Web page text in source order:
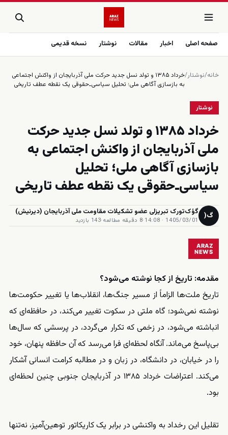
صفحه اصلی اخبار مقالات نوشتار نسخه قدیمی
خانه/نوشتار/
خرداد ۱۳۸۵ و تولد نسل جدید حرکت ملی آذربایجان از واکنش اجتماعی
به بازسازی آگاهی ملی؛ تحلیل سیاسی‌ـ‌حقوقی یک نقطه عطف تاریخی
نوشتار
خرداد ۱۳۸۵ و تولد نسل جدید حرکت
ملی آذربایجان از واکنش اجتماعی به
بازسازی آگاهی ملی؛ تحلیل
سیاسی‌ـ‌حقوقی یک نقطه عطف تاریخی
گ( گؤک‌تورک تبریزلی عضو تشکیلات مقاومت ملی آذربایجان (دیرنیش)
1405/03/01 · 14:08
·8 دقیقه مطالعه ·143 بازدید
ARAZ
NEWS
مقدمه: تاریخ از کجا نوشته می‌شود؟
تاریخ ملت‌ها الزاماً از مسیر جنگ‌ها، انقلاب‌ها یا تغییر حکومت‌ها
نوشته نمی‌شود؛ گاه ملتی در سکوت تغییر می‌کند، در حافظه‌ای که
انباشته می‌شود، در زخمی که تکرار می‌گردد، در پرسشی که سال‌ها
بی‌پاسخ می‌ماند. آنگاه لحظه‌ای فرا می‌رسد که آن حافظه پنهان، خود
را در خیابان، در دانشگاه، در زبان و در مطالبه کرامت انسانی آشکار
می‌کند. اعتراضات خرداد ۱۳۸۵ در آذربایجان جنوبی چنین لحظه‌ای
بود.
تقلیل این رخداد به واکنشی در برابر یک کاریکاتور توهین‌آمیز، نه‌تنها